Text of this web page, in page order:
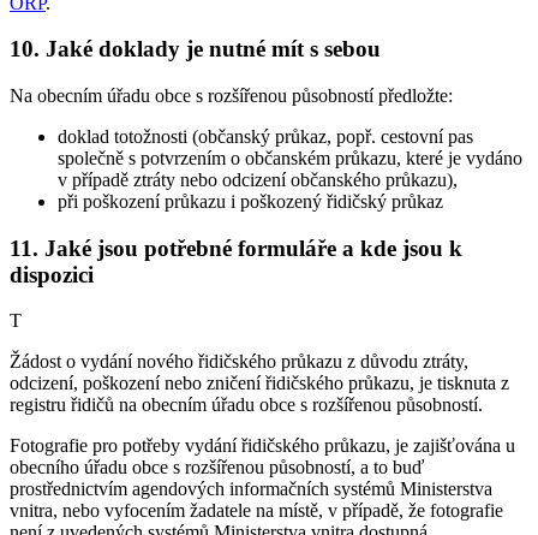
10. Jaké doklady je nutné mít s sebou
Na obecním úřadu obce s rozšířenou působností předložte:
doklad totožnosti (občanský průkaz, popř. cestovní pas
společně s potvrzením o občanském průkazu, které je vydáno
v případě ztráty nebo odcizení občanského průkazu),
při poškození průkazu i poškozený řidičský průkaz
11. Jaké jsou potřebné formuláře a kde jsou k
dispozici
T
Žádost o vydání nového řidičského průkazu z důvodu ztráty,
odcizení, poškození nebo zničení řidičského průkazu, je tisknuta z
registru řidičů na obecním úřadu obce s rozšířenou působností.
Fotografie pro potřeby vydání řidičského průkazu, je zajišťována u
obecního úřadu obce s rozšířenou působností, a to buď
prostřednictvím agendových informačních systémů Ministerstva
vnitra, nebo vyfocením žadatele na místě, v případě, že fotografie